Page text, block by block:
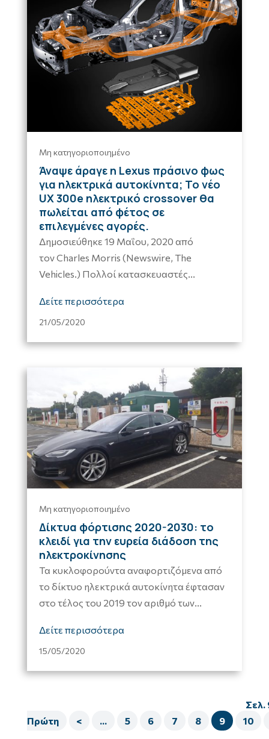
Άναψε άραγε η Lexus πράσινο φως
για ηλεκτρικά αυτοκίνητα; Το νέο
UX 300e ηλεκτρικό crossover θα
πωλείται από φέτος σε
επιλεγμένες αγορές.
21/05/2020
Μη κατηγοριοποιημένο
Δημοσιεύθηκε 19 Μαΐου, 2020 από
τον Charles Morris (Newswire, The
Vehicles.) Πολλοί κατασκευαστές...
Δείτε περισσότερα
Δίκτυα φόρτισης 2020-2030: το
κλειδί για την ευρεία διάδοση της
ηλεκτροκίνησης
15/05/2020
Μη κατηγοριοποιημένο
Τα κυκλοφορούντα αναφορτιζόμενα από
το δίκτυο ηλεκτρικά αυτοκίνητα έφτασαν
στο τέλος του 2019 τον αριθμό των...
Δείτε περισσότερα
Σελ.
Πρώτη
< ... 5 6 7 8 9 10